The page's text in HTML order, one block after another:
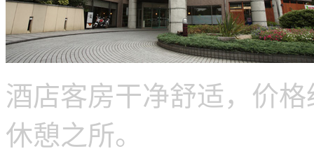
酒店客房干净舒适，价
休憩之所。